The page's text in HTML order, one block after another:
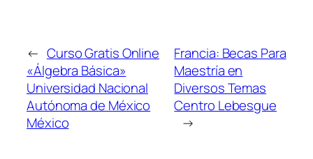
← Curso Gratis Online
«Álgebra Básica»
Universidad Nacional
Autónoma de México
México
Francia: Becas Para
Maestría en
Diversos Temas
Centro Lebesgue
→